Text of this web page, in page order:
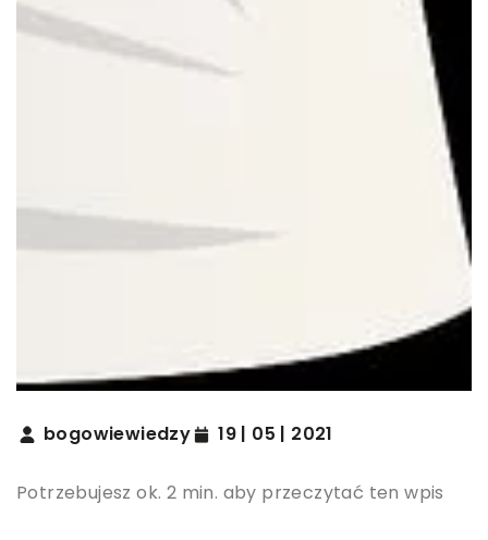
bogowiewiedzy 19 | 05 | 2021
Potrzebujesz ok. 2 min. aby przeczytać ten wpis